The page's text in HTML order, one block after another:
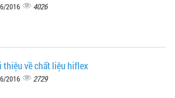
2016 4026
thiệu về chất liệu hiflex
2016 2729